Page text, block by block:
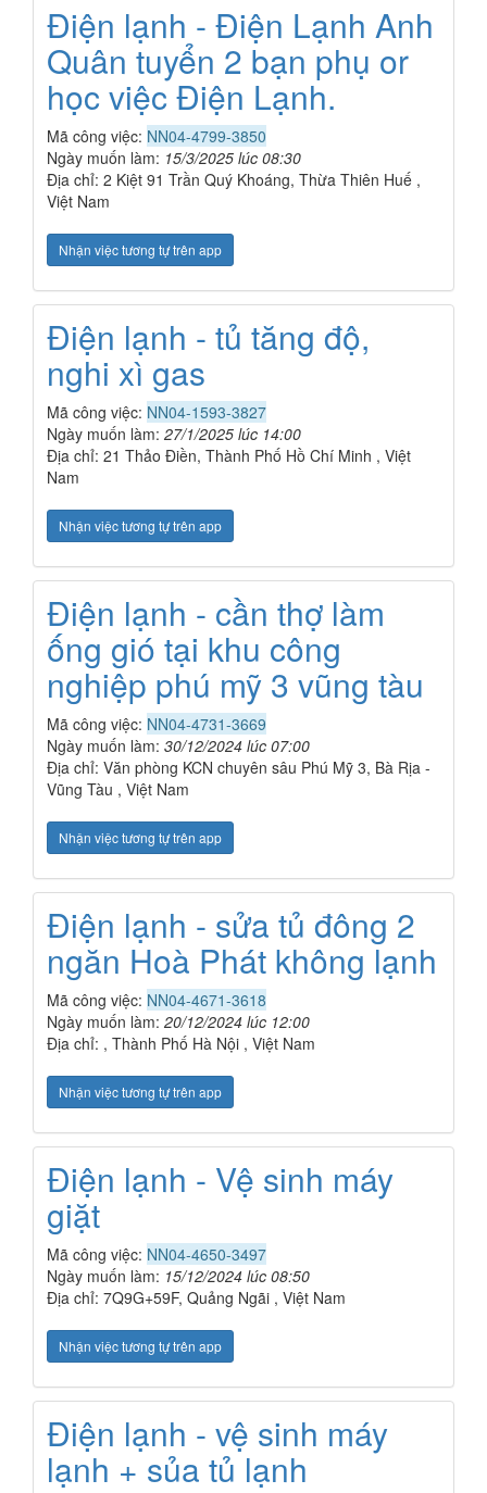
Điện lạnh - Điện Lạnh Anh
Quân tuyển 2 bạn phụ or
học việc Điện Lạnh.
Mã công việc: NN04-4799-3850
Ngày muốn làm: 15/3/2025 lúc 08:30
Địa chỉ: 2 Kiệt 91 Trần Quý Khoáng, Thừa Thiên Huế ,
Việt Nam
Nhận việc tương tự trên app
Điện lạnh - tủ tăng độ,
nghi xì gas
Mã công việc: NN04-1593-3827
Ngày muốn làm: 27/1/2025 lúc 14:00
Địa chỉ: 21 Thảo Điền, Thành Phố Hồ Chí Minh , Việt
Nam
Nhận việc tương tự trên app
Điện lạnh - cần thợ làm
ống gió tại khu công
nghiệp phú mỹ 3 vũng tàu
Mã công việc: NN04-4731-3669
Ngày muốn làm: 30/12/2024 lúc 07:00
Địa chỉ: Văn phòng KCN chuyên sâu Phú Mỹ 3, Bà Rịa -
Vũng Tàu , Việt Nam
Nhận việc tương tự trên app
Điện lạnh - sửa tủ đông 2
ngăn Hoà Phát không lạnh
Mã công việc: NN04-4671-3618
Ngày muốn làm: 20/12/2024 lúc 12:00
Địa chỉ: , Thành Phố Hà Nội , Việt Nam
Nhận việc tương tự trên app
Điện lạnh - Vệ sinh máy
giặt
Mã công việc: NN04-4650-3497
Ngày muốn làm: 15/12/2024 lúc 08:50
Địa chỉ: 7Q9G+59F, Quảng Ngãi , Việt Nam
Nhận việc tương tự trên app
Điện lạnh - vệ sinh máy
lạnh + sủa tủ lạnh